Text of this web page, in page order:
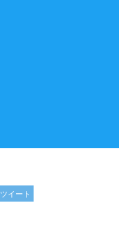
ツイート